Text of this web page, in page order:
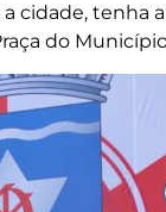
a cidade,
do